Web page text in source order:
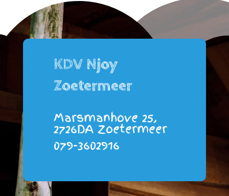
KDV Njoy
Zoetermeer
Marsmanhove 25,
2726DA Zoetermeer
079-3602916